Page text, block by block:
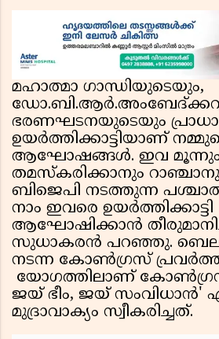
മഹാത്മാ ഗാന്ധിയുടെയും,
ഭരണഘടനയുടെയും
ഉയര്‍ത്തിക്കാട്ടിയാണ്
ആഘോഷങ്ങള്‍. ഇവ
തമസ്‌കരിക്കാനും
ബിജെപി നടത്തുന്ന
നാം ഇവരെ ഉയര്‍ത്തിക്കാട്ടി
ആഘോഷിക്കാന്‍
സുധാകരൻ പറഞ്ഞു.
നടന്ന കോണ്‍ഗ്രസ്
യോഗത്തിലാണ്
ജയ് ഭീം, ജയ് സംവിധാന്‍'
മുദ്രാവാക്യം സ്വീകരിച്ചത്.